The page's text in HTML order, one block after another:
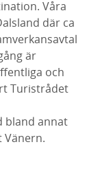
Våra
där ca
är
och
Turistrådet
bland annat
Vänern.